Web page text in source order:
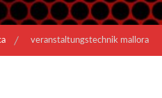
veranstaltungstechnik mallora